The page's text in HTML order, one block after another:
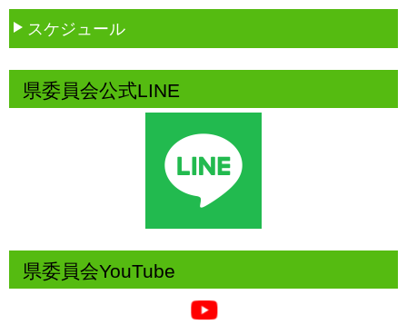
スケジュール
県委員会公式LINE
県委員会YouTube